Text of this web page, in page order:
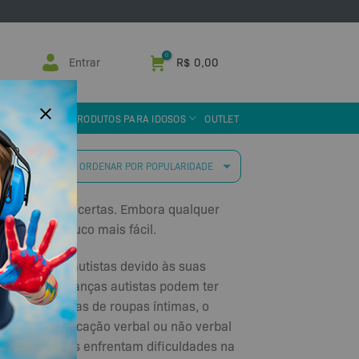
Entrar R$ 0,00
ASSISTIVA PRODUTOS PARA IDOSOS OUTLET
certas. Embora qualquer
fase um pouco mais fácil.
crianças autistas devido às suas
Muitas crianças autistas podem ter
texturas de roupas íntimas, o
a comunicação verbal ou não verbal
autistas enfrentam dificuldades na